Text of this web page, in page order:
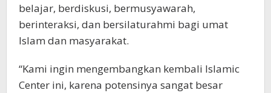
belajar, berdiskusi, bermusyawarah,
berinteraksi, dan bersilaturahmi bagi umat
Islam dan masyarakat.
“Kami ingin mengembangkan kembali Islamic
Center ini, karena potensinya sangat besar